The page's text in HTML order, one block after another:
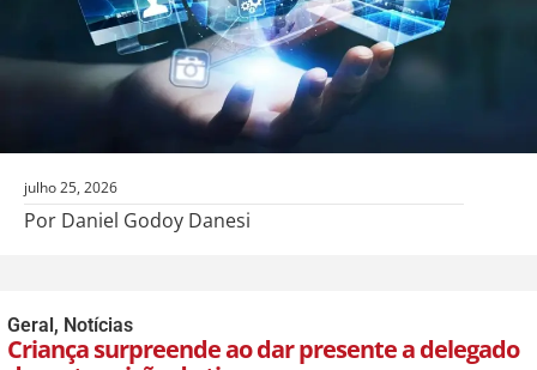
julho 25, 2026
Por Daniel Godoy Danesi
Geral , Notícias
Criança surpreende ao dar presente a delegado